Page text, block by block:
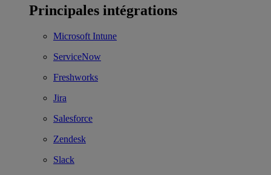
Principales intégrations
Microsoft Intune
ServiceNow
Freshworks
Jira
Salesforce
Zendesk
Slack